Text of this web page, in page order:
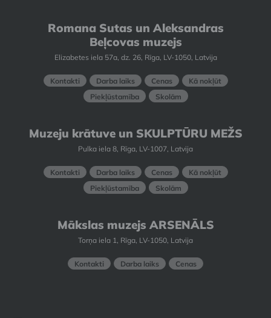
Romana Sutas un Aleksandras
Beļcovas muzejs
Elizabetes iela 57a, dz. 26, Rīga, LV-1050, Latvija
Kontakti Darba laiks Cenas
Kā nokļūt
Piekļūstamība
Skolām
Muzeju krātuve un SKULPTŪRU MEŽS
Pulka iela 8, Rīga, LV-1007, Latvija
Kontakti Darba laiks Cenas
Kā nokļūt
Piekļūstamība
Skolām
Mākslas muzejs ARSENĀLS
Torņa iela 1, Rīga, LV-1050, Latvija
Kontakti Darba laiks Cenas